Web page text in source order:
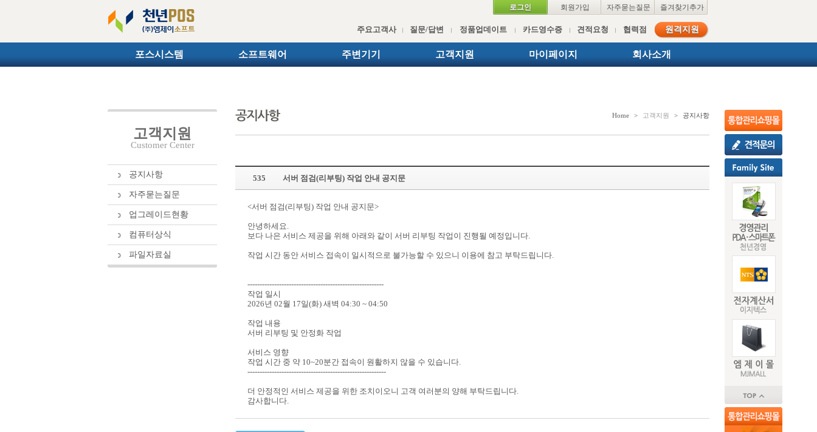
로그인 회원가입 자주묻는질문 즐겨찾기추가
주요고객사 질문/답변 정품업데이트 카드영수증 견적요청 협력점 원격지원
포스시스템 소프트웨어 주변기기 고객지원 마이페이지 회사소개
고객지원
Customer Center
공지사항
자주묻는질문
업그레이드현황
컴퓨터상식
파일자료실
Home > 고객지원 > 공지사항
535 서버 점검(리부팅) 작업 안내 공지문
<서버 점검(리부팅) 작업 안내 공지문>
안녕하세요.
보다 나은 서비스 제공을 위해 아래와 같이 서버 리부팅 작업이 진행될 예정입니다.
작업 시간 동안 서비스 접속이 일시적으로 불가능할 수 있으니 이용에 참고 부탁드립니다.
--------------------------------------------------------
작업 일시
2026년 02월 17일(화) 새벽 04:30 ~ 04:50
작업 내용
서버 리부팅 및 안정화 작업
서비스 영향
작업 시간 중 약 10~20분간 접속이 원활하지 않을 수 있습니다.
---------------------------------------------------------
더 안정적인 서비스 제공을 위한 조치이오니 고객 여러분의 양해 부탁드립니다.
감사합니다.